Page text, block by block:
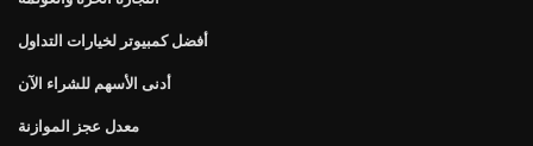
أفضل كمبيوتر لخيارات التداول
أدنى الأسهم للشراء الآن
معدل عجز الموازنة